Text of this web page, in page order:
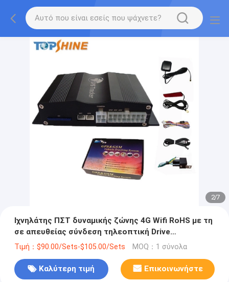
2/7
Ιχνηλάτης ΠΣΤ δυναμικής ζώνης 4G Wifi RoHS με τη
σε απευθείας σύνδεση τηλεοπτική Drive
συμπεριφορά επιτήρησης
Τιμή：$90.00/Sets-$105.00/Sets MOQ：1 σύνολα
Καλύτερη τιμή Επικοινωνήστε